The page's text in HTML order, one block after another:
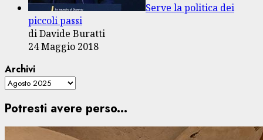
Serve la politica dei
piccoli passi
di Davide Buratti
24 Maggio 2018
Archivi
Potresti avere perso...